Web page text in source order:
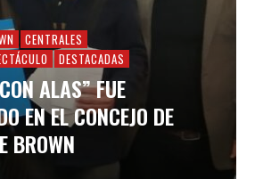
CENTRALES
DESTACADAS
ALAS” FUE
EN EL CONCEJO DE
BROWN